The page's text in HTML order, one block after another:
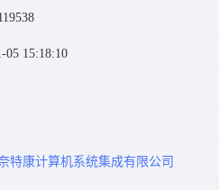
05 15:18:10
特康计算机系统集成有限公司